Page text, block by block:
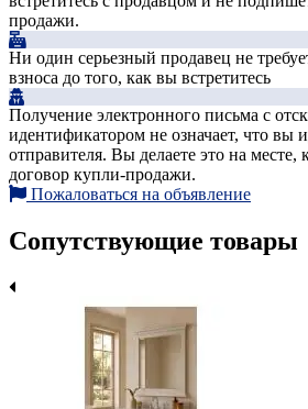
продажи.
Ни один серьезный продавец не
взноса до того, как вы встретитесь
Получение электронного письма с
идентификатором не означает, что вы
отправителя. Вы делаете это на месте,
договор купли-продажи.
Пожаловаться на объявление
Сопутствующие товары